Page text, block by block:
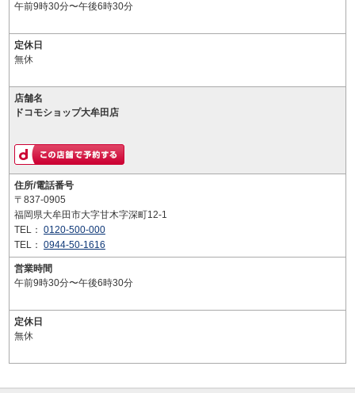
午前9時30分〜午後6時30分
定休日
無休
店舗名
ドコモショップ大牟田店
住所/電話番号
〒837-0905
福岡県大牟田市大字甘木字深町12-1
TEL： 0120-500-000
TEL： 0944-50-1616
営業時間
午前9時30分〜午後6時30分
定休日
無休